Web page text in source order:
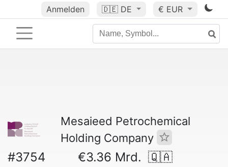
Anmelden 🇩🇪 DE € EUR
Mesaieed Petrochemical
Holding Company
#3754 €3.36 Mrd. 🇶🇦